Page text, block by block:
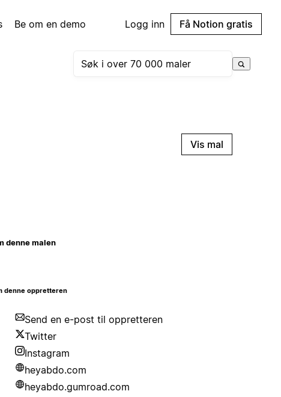
Be om en demo Logg inn Få Notion gratis
Vis mal
denne malen
denne oppretteren
Send en e-post til oppretteren
Twitter
Instagram
heyabdo.com
heyabdo.gumroad.com